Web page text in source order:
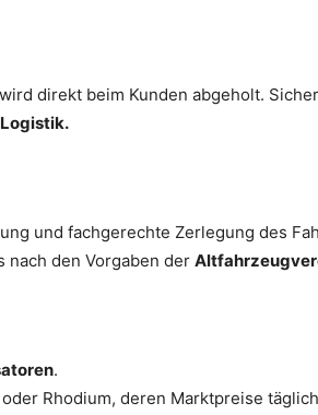
direkt beim Kunden abgeholt.
und fachgerechte Zerlegung des
den Vorgaben der
.
Rhodium, deren Marktpreise